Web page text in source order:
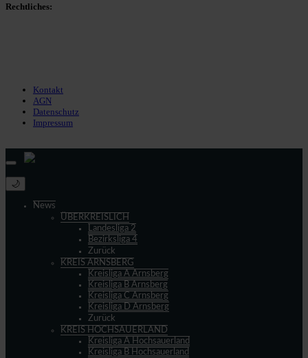
Rechtliches:
Kontakt
AGN
Datenschutz
Impressum
🌙
News
ÜBERKREISLICH
Landesliga 2
Bezirksliga 4
Zurück
KREIS ARNSBERG
Kreisliga A Arnsberg
Kreisliga B Arnsberg
Kreisliga C Arnsberg
Kreisliga D Arnsberg
Zurück
KREIS HOCHSAUERLAND
Kreisliga A Hochsauerland
Kreisliga B Hochsauerland